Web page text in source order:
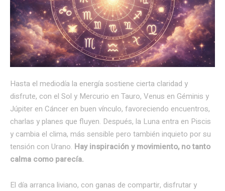
Hasta el mediodía la energía sostiene cierta claridad y
disfrute, con el Sol y Mercurio en Tauro, Venus en Géminis y
Júpiter en Cáncer en buen vínculo, favoreciendo encuentros,
charlas y planes que fluyen. Después, la Luna entra en Piscis
y cambia el clima, más sensible pero también inquieto por su
tensión con Urano. Hay inspiración y movimiento, no tanto
calma como parecía.
El día arranca liviano, con ganas de compartir, disfrutar y